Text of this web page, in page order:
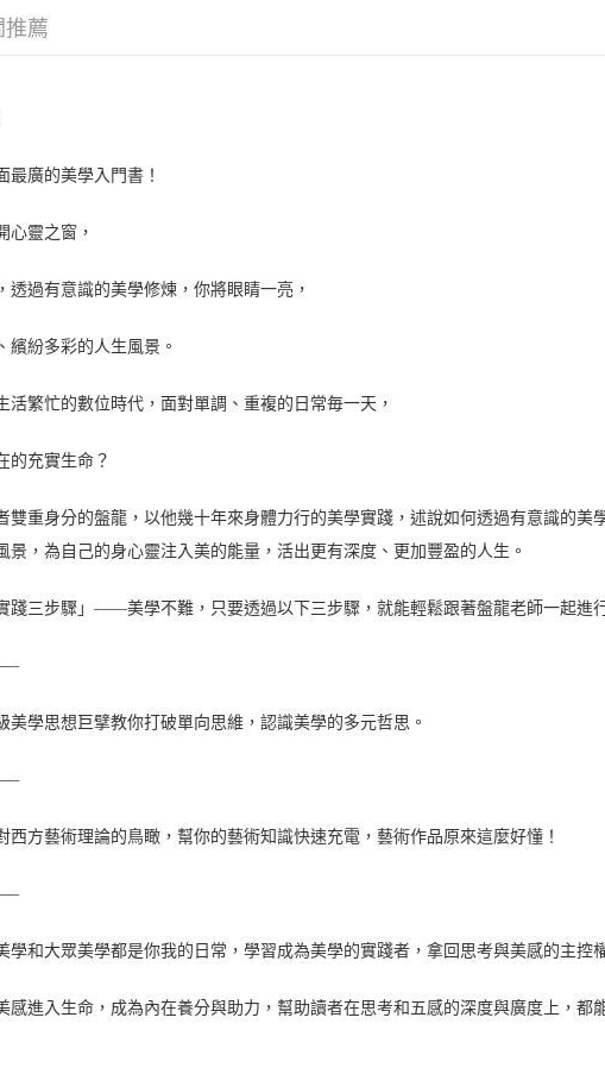
推薦
最廣的美學入門書！
心靈之窗，
透過有意識的美學修煉，你將眼睛一亮，
繽紛多彩的人生風景。
活繁忙的數位時代，面對單調、重複的日常毎一天，
的充實生命？
雙重身分的盤龍，以他幾十年來身體力行的美學實踐，述說如何透過有意識的美
景，為自己的身心靈注入美的能量，活出更有深度、更加豐盈的人生。
步驟」——美學不難，只要透過以下三步驟，就能輕鬆跟著盤龍老師一起進行
美學思想巨擘教你打破單向思維，認識美學的多元哲思。
西方藝術理論的鳥瞰，幫你的藝術知識快速充電，藝術作品原來這麼好懂！
學和大眾美學都是你我的日常，學習成為美學的實踐者，拿回思考與美感的主控
感進入生命，成為內在養分與助力，幫助讀者在思考和五感的深度與廣度上，都